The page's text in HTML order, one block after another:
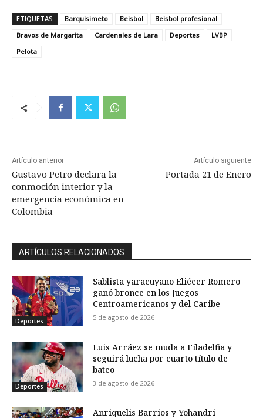
ETIQUETAS Barquisimeto Beisbol
Beisbol profesional
Bravos de Margarita
Cardenales de Lara Deportes
LVBP
Pelota
Artículo anterior
Gustavo Petro declara la
conmoción interior y la
emergencia económica en
Colombia
Artículo siguiente
Portada 21 de Enero
ARTÍCULOS RELACIONADOS
Deportes
Sablista yaracuyano Eliécer Romero
ganó bronce en los Juegos
Centroamericanos y del Caribe
5 de agosto de 2026
Deportes
Luis Arráez se muda a Filadelfia y
seguirá lucha por cuarto título de
bateo
3 de agosto de 2026
Anriquelis Barrios y Yohandri